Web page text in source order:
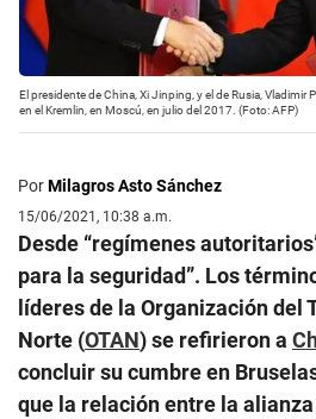
El presidente de China, Xi Jinping, y el de Rusia, Vladimir
en el Kremlin, en Moscú, en julio del 2017. (Foto: AFP)
PorMilagros Asto Sánchez
15/06/2021, 10:38 a.m.
Desde “regímenes
para la seguridad”. Los
líderes de la Organización del
Norte (OTAN) se refirieron a
concluir su cumbre en
que la relación entre la